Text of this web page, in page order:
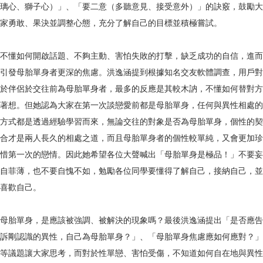
璃心、獅子心）」、「要二意（多聽意見、接受意外）」的訣竅，鼓勵大
家勇敢、果決並調整心態，充分了解自己的目標並積極嘗試。
不懂如何開啟話題、不夠主動、害怕失敗的打擊，缺乏成功的自信，進而
引發母胎單身者更深的焦慮。洪逸涵提到根據知名交友軟體調查，用戶對
於伴侶於交往前為母胎單身者，最多的反應是其較木訥，不懂如何替對方
著想。但她認為大家在第一次談戀愛前都是母胎單身，任何與異性相處的
方式都是透過經驗學習而來，無論交往的對象是否為母胎單身，個性的契
合才是兩人長久的相處之道，而且母胎單身者的個性較單純，又會更加珍
惜第一次的戀情。因此她希望各位大聲喊出「母胎單身是極品！」不要妄
自菲薄，也不要自愧不如，勉勵各位同學要懂得了解自己，接納自己，並
喜歡自己。
母胎單身，是應該被強調、被解決的現象嗎？最後洪逸涵提出「是否應告
訴剛認識的異性，自己為母胎單身？」、「母胎單身焦慮應如何應對？」
等議題讓大家思考，而對於性單戀、害怕受傷，不知道如何自在地與異性